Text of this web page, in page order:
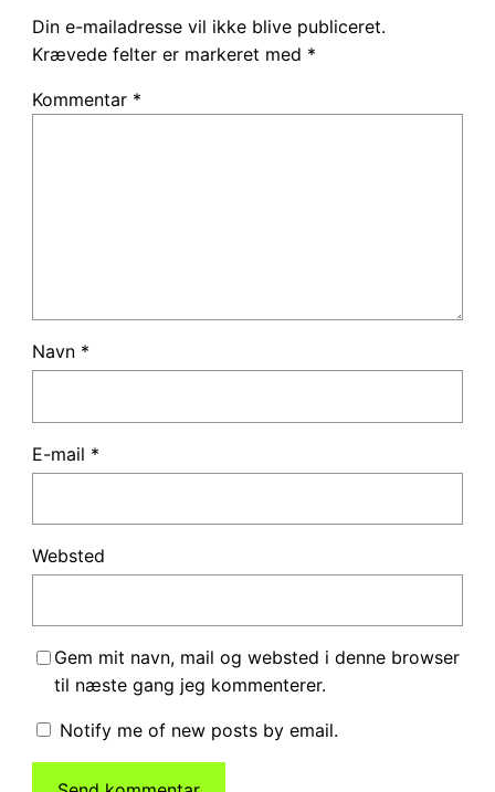
Din e-mailadresse vil ikke blive publiceret.
Krævede felter er markeret med *
Kommentar *
Navn *
E-mail *
Websted
Gem mit navn, mail og websted i denne browser
til næste gang jeg kommenterer.
Notify me of new posts by email.